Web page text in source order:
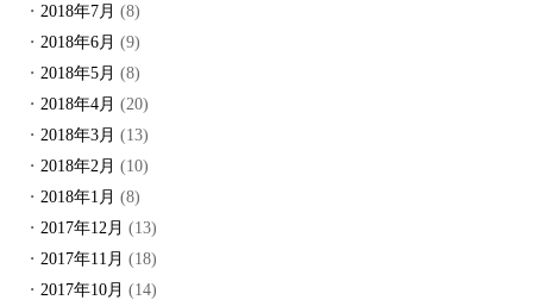
2018年7月 (8)
2018年6月 (9)
2018年5月 (8)
2018年4月 (20)
2018年3月 (13)
2018年2月 (10)
2018年1月 (8)
2017年12月 (13)
2017年11月 (18)
2017年10月 (14)